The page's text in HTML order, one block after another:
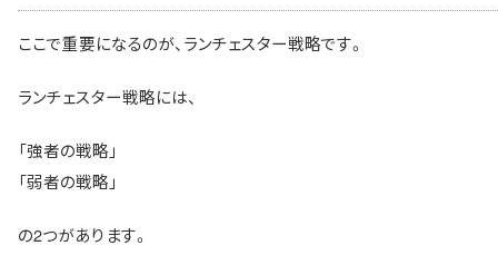
ここで重要になるのが、ランチェスター戦略です。
ランチェスター戦略には、
「強者の戦略」
「弱者の戦略」
の2つがあります。